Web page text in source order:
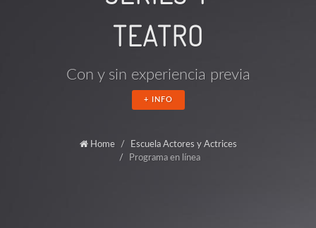
TEATRO
Con y sin experiencia previa
+ INFO
Home
Escuela Actores y Actrices
Programa en línea